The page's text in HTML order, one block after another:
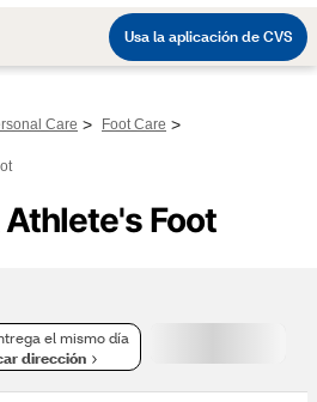
Care > Foot Care >
Foot
el mismo día
dirección